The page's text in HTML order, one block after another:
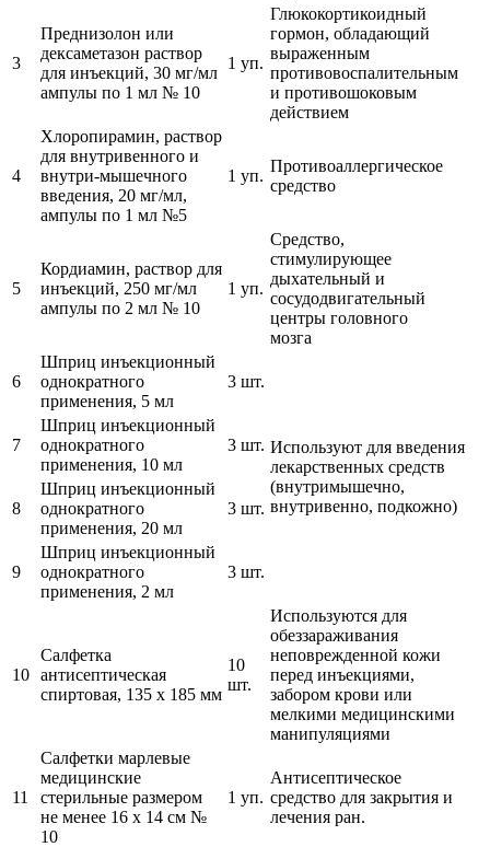
3
Преднизолон или
дексаметазон раствор
для инъекций, 30 мг/мл
ампулы по 1 мл № 10
1 уп.
Глюкокортикоидный
гормон, обладающий
выраженным
противовоспалительным
и противошоковым
действием
4
Хлоропирамин, раствор
для внутривенного и
внутри-мышечного
введения, 20 мг/мл,
ампулы по 1 мл №5
1 уп.
Противоаллергическое
средство
5
Кордиамин, раствор для
инъекций, 250 мг/мл
ампулы по 2 мл № 10
1 уп.
Средство,
стимулирующее
дыхательный и
сосудодвигательный
центры головного
мозга
6
Шприц инъекционный
однократного
применения, 5 мл
3 шт.
Используют для введения
лекарственных средств
(внутримышечно,
внутривенно, подкожно)
7
Шприц инъекционный
однократного
применения, 10 мл
3 шт.
8
Шприц инъекционный
однократного
применения, 20 мл
3 шт.
9
Шприц инъекционный
однократного
применения, 2 мл
3 шт.
10
Салфетка
антисептическая
спиртовая, 135 х 185 мм
10
шт.
Используются для
обеззараживания
неповрежденной кожи
перед инъекциями,
забором крови или
мелкими медицинскими
манипуляциями
11
Салфетки марлевые
медицинские
стерильные размером
не менее 16 х 14 см №
10
1 уп.
Антисептическое
средство для закрытия и
лечения ран.